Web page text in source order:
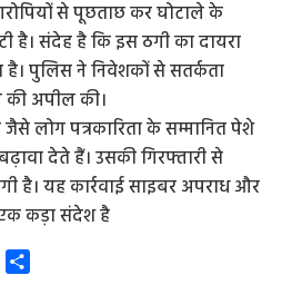
से पूछताछ कर घोटाले के
है। संदेह है कि इस ठगी का दायरा
है। पुलिस ने निवेशकों से सतर्कता
अपील की।
जैसे लोग पत्रकारिता के सम्मानित पेशे
देते हैं। उसकी गिरफ्तारी से
है। यह कार्रवाई साइबर अपराध और
कड़ा संदेश है
P